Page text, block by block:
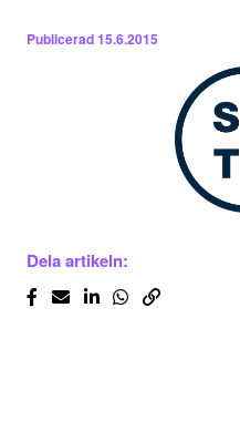
Publicerad15.6.2015
Dela artikeln: